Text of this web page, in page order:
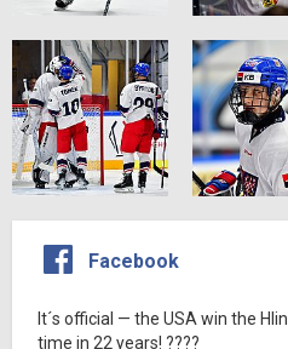
Facebook
It´s official — the USA win the
time in 22 years! ????